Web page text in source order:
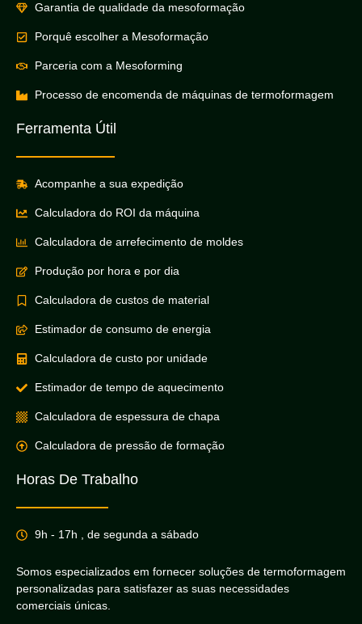
Garantia de qualidade da mesoformação
Porquê escolher a Mesoformação
Parceria com a Mesoforming
Processo de encomenda de máquinas de termoformagem
Ferramenta Útil
Acompanhe a sua expedição
Calculadora do ROI da máquina
Calculadora de arrefecimento de moldes
Produção por hora e por dia
Calculadora de custos de material
Estimador de consumo de energia
Calculadora de custo por unidade
Estimador de tempo de aquecimento
Calculadora de espessura de chapa
Calculadora de pressão de formação
Horas De Trabalho
9h - 17h , de segunda a sábado
Somos especializados em fornecer soluções de termoformagem
personalizadas para satisfazer as suas necessidades
comerciais únicas.